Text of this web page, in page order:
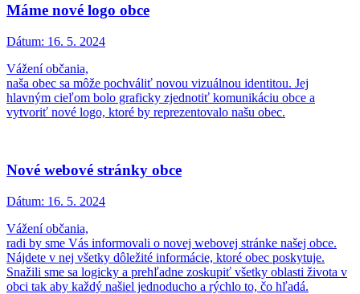
Máme nové logo obce
Dátum: 16. 5. 2024
Vážení občania,
naša obec sa môže pochváliť novou vizuálnou identitou. Jej
hlavným cieľom bolo graficky zjednotiť komunikáciu obce a
vytvoriť nové logo, ktoré by reprezentovalo našu obec.
Nové webové stránky obce
Dátum: 16. 5. 2024
Vážení občania,
radi by sme Vás informovali o novej webovej stránke našej obce.
Nájdete v nej všetky dôležité informácie, ktoré obec poskytuje.
Snažili sme sa logicky a prehľadne zoskupiť všetky oblasti života v
obci tak aby každý našiel jednoducho a rýchlo to, čo hľadá.